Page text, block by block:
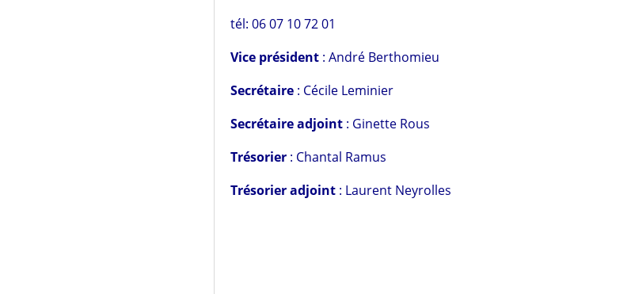
tél: 06 07 10 72 01
Vice président : André Berthomieu
Secrétaire : Cécile Leminier
Secrétaire adjoint : Ginette Rous
Trésorier : Chantal Ramus
Trésorier adjoint : Laurent Neyrolles